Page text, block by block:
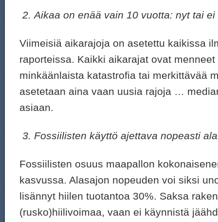
2.Aikaa on enää vain 10 vuotta: nyt tai
Viimeisiä aikarajoja on asetettu kaikissa
raporteissa. Kaikki aikarajat ovat
minkäänlaista katastrofia tai merkittävää
asetetaan aina vaan uusia rajoja …
asiaan.
3. Fossiilisten käyttö ajettava nopeasti
Fossiilisten osuus maapallon
kasvussa. Alasajon nopeuden voi siksi
lisännyt hiilen tuotantoa 30%. Saksa
(rusko)hiilivoimaa, vaan ei käynnistä